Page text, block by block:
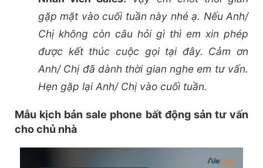
gặp mặt vào cuối tuần này nhé ạ. Nếu Anh/
Chị không còn câu hỏi gì thì em xin phép
được kết thúc cuộc gọi tại đây. Cảm ơn
Anh/ Chị đã dành thời gian nghe em tư vấn.
Hẹn gặp lại Anh/ Chị vào cuối tuần.
Mẫu kịch bản sale phone bất động sản tư vấn
cho chủ nhà